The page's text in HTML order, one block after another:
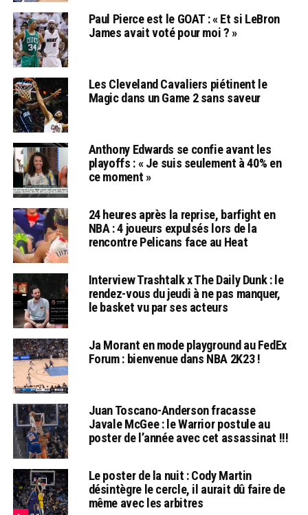
Paul Pierce est le GOAT : « Et si LeBron
James avait voté pour moi ? »
Les Cleveland Cavaliers piétinent le
Magic dans un Game 2 sans saveur
Anthony Edwards se confie avant les
playoffs : « Je suis seulement à 40% en
ce moment »
24 heures après la reprise, barfight en
NBA : 4 joueurs expulsés lors de la
rencontre Pelicans face au Heat
Interview Trashtalk x The Daily Dunk : le
rendez-vous du jeudi à ne pas manquer,
le basket vu par ses acteurs
Ja Morant en mode playground au FedEx
Forum : bienvenue dans NBA 2K23 !
Juan Toscano-Anderson fracasse
Javale McGee : le Warrior postule au
poster de l’année avec cet assassinat !!!
Le poster de la nuit : Cody Martin
désintègre le cercle, il aurait dû faire de
même avec les arbitres